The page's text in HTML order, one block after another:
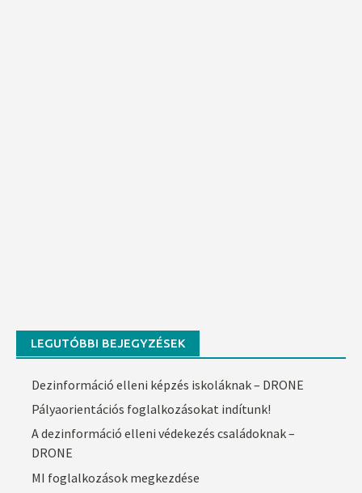
LEGUTÓBBI BEJEGYZÉSEK
Dezinformáció elleni képzés iskoláknak – DRONE
Pályaorientációs foglalkozásokat indítunk!
A dezinformáció elleni védekezés családoknak –
DRONE
MI foglalkozások megkezdése